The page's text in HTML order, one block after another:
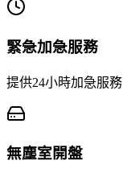
緊急加急服務
提供24小時加急服
無塵室開盤